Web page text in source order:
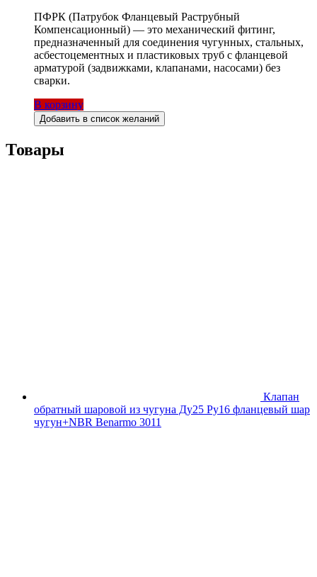
ПФРК (Патрубок Фланцевый Раструбный
Компенсационный) — это механический фитинг,
предназначенный для соединения чугунных, стальных,
асбестоцементных и пластиковых труб с фланцевой
арматурой (задвижками, клапанами, насосами) без
сварки.
В корзину
Добавить в список желаний
Товары
Клапан
обратный шаровой из чугуна Ду25 Ру16 фланцевый шар
чугун+NBR Benarmo 3011